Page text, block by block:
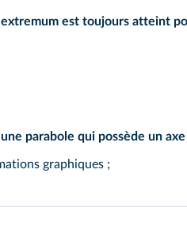
est toujours atteint
parabole qui possède un
graphiques ;